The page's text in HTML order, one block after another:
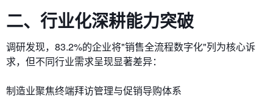
二、行业化深耕能力突破
调研发现，83.2%的企业将"销售全流程数字化"列为核心诉
求，但不同行业需求呈现显著差异：
制造业聚焦终端拜访管理与促销导购体系